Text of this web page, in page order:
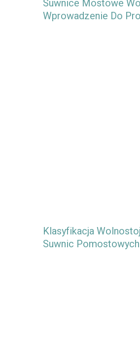
Suwnice Mostowe
Wprowadzenie Do
Klasyfikacja
Suwnic Pomostowych